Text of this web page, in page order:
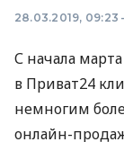
28.03.2019, 09:23
С начала
в Приват24
немногим
онлайн-